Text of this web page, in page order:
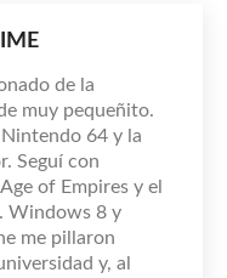
de la
muy pequeñito.
Nintendo 64 y la
Seguí con
of Empires y el
Windows 8 y
me pillaron
y, al